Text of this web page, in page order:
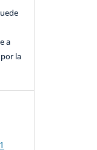
a
la